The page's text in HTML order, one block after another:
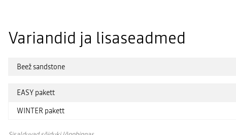
Variandid ja lisaseadmed
Beež sandstone
EASY pakett
WINTER pakett